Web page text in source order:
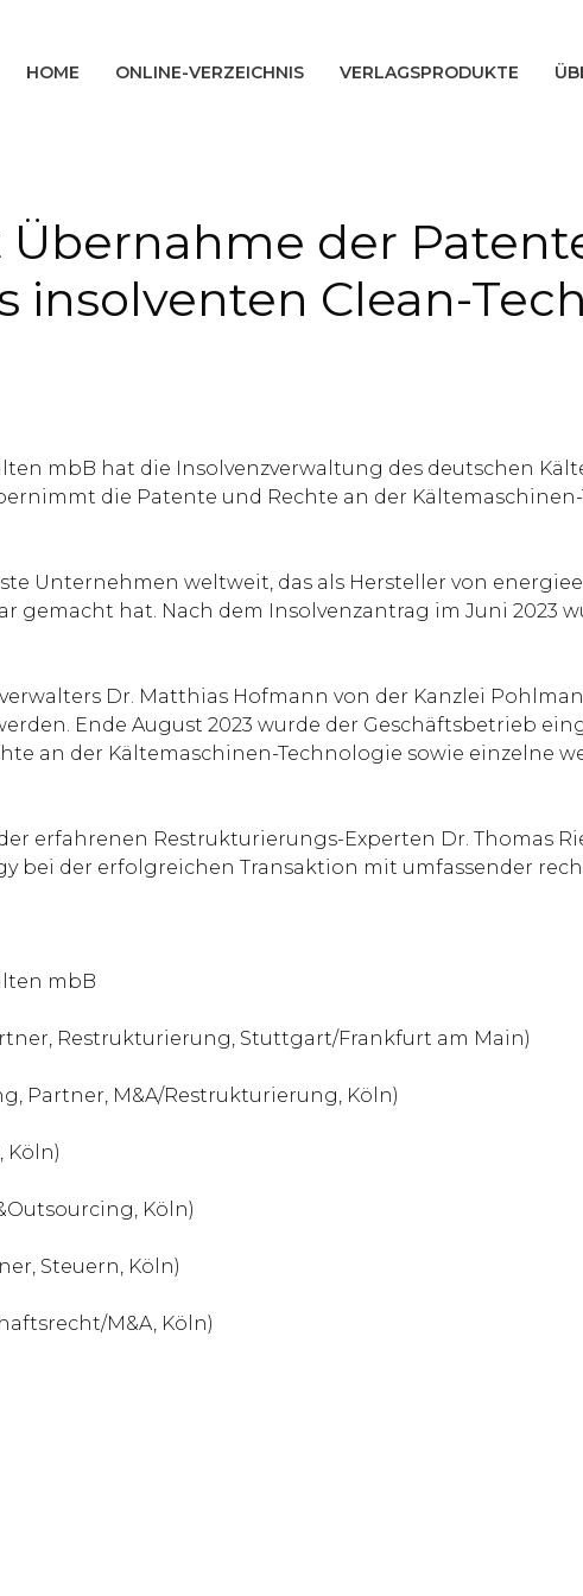
HOME ONLINE-VERZEICHNIS VERLAGSPRODUKTE
Übernahme der
insolventen Clean-
mbB hat die Insolvenzverwaltung des deutschen
die Patente und Rechte an der
Unternehmen weltweit, das als Hersteller von
gemacht hat. Nach dem Insolvenzantrag im Juni 2023
Dr. Matthias Hofmann von der Kanzlei
Ende August 2023 wurde der Geschäftsbetrieb
an der Kältemaschinen-Technologie sowie einzelne
erfahrenen Restrukturierungs-Experten Dr. Thomas
bei der erfolgreichen Transaktion mit umfassender
mbB
Restrukturierung, Stuttgart/Frankfurt am Main)
Partner, M&A/Restrukturierung, Köln)
Köln)
Köln)
Steuern, Köln)
M&A, Köln)